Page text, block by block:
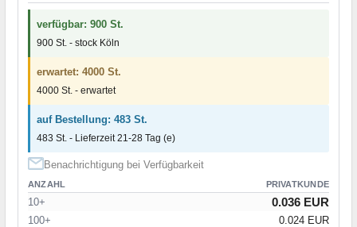
verfügbar: 900 St.
900 St. - stock Köln
erwartet: 4000 St.
4000 St. - erwartet
auf Bestellung: 483 St.
483 St. - Lieferzeit 21-28 Tag (e)
Benachrichtigung bei Verfügbarkeit
ANZAHL PRIVATKUNDE
10+ 0.036 EUR
100+ 0.024 EUR